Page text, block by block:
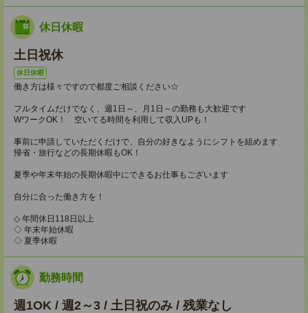
休日休暇
土日祝休
休日休暇
働き方は様々ですので都度ご相談ください☆
フルタイムだけでなく、週1日～、月1日～の勤務も大歓迎です
WワークOK！ 空いてる時間を利用して収入UPも！
事前に申請していただくだけで、自分の好きなようにシフトを組めます
帰省・旅行などの長期休暇もOK！
夏季や年末年始の長期休暇中にできるお仕事もございます
自分に合った働き方を！
◇ 年間休日118日以上
◇ 年末年始休暇
◇ 夏季休暇
勤務時間
週1OK / 週2～3 / 土日祝のみ / 残業なし